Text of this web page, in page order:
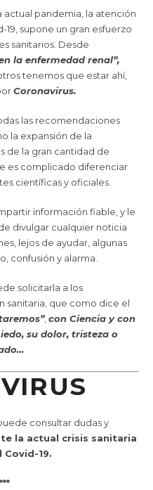
actual pandemia, la atención
supone un gran esfuerzo
sanitarios. Desde
la enfermedad renal”,
tenemos que estar ahí,
Coronavirus.
las recomendaciones
la expansión de la
de la gran cantidad de
es complicado diferenciar
científicas y oficiales.
información fiable, y le
divulgar cualquier noticia
lejos de ayudar, algunas
confusión y alarma.
solicitarla a los
sanitaria, que como dice el
, con Ciencia y con
su dolor, tristeza o
consultar dudas y
la actual crisis sanitaria
19.